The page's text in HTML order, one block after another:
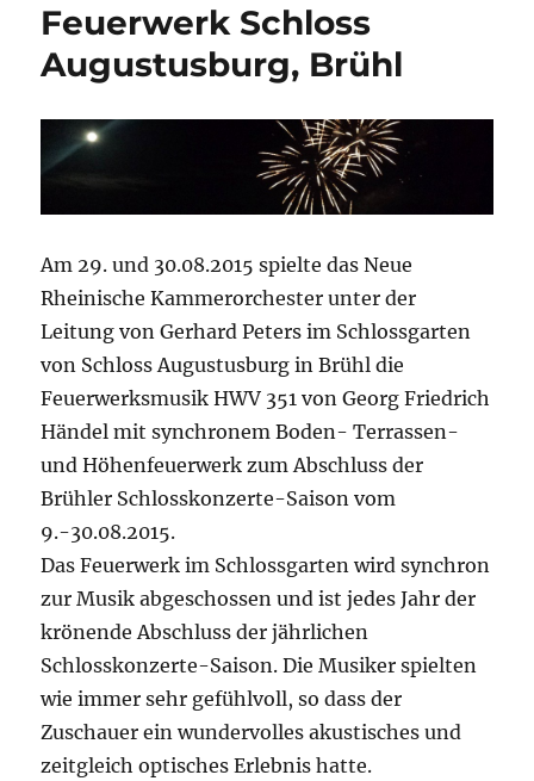
Feuerwerk Schloss
Augustusburg, Brühl
Am 29. und 30.08.2015 spielte das Neue
Rheinische Kammerorchester unter der
Leitung von Gerhard Peters im Schlossgarten
von Schloss Augustusburg in Brühl die
Feuerwerksmusik HWV 351 von Georg Friedrich
Händel mit synchronem Boden- Terrassen-
und Höhenfeuerwerk zum Abschluss der
Brühler Schlosskonzerte-Saison vom
9.-30.08.2015.
Das Feuerwerk im Schlossgarten wird synchron
zur Musik abgeschossen und ist jedes Jahr der
krönende Abschluss der jährlichen
Schlosskonzerte-Saison. Die Musiker spielten
wie immer sehr gefühlvoll, so dass der
Zuschauer ein wundervolles akustisches und
zeitgleich optisches Erlebnis hatte.